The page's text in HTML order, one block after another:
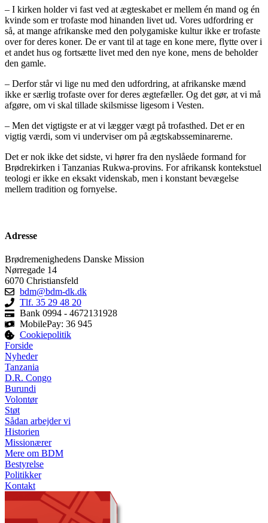
– I kirken holder vi fast ved at ægteskabet er mellem én mand og én
kvinde som er trofaste mod hinanden livet ud. Vores udfordring er
så, at mange afrikanske med den polygamiske kultur ikke er trofaste
over for deres koner. De er vant til at tage en kone mere, flytte over i
et andet hus og fortsætte livet med den nye kone, mens de beholder
den gamle.
– Derfor står vi lige nu med den udfordring, at afrikanske mænd
ikke er særlig trofaste over for deres ægtefæller. Og det gør, at vi må
afgøre, om vi skal tillade skilsmisse ligesom i Vesten.
– Men det vigtigste er at vi lægger vægt på trofasthed. Det er en
vigtig værdi, som vi underviser om på ægtskabsseminarerne.
Det er nok ikke det sidste, vi hører fra den nyslåede formand for
Brødrekirken i Tanzanias Rukwa-provins. For afrikansk kontekstuel
teologi er ikke en eksakt videnskab, men i konstant bevægelse
mellem tradition og fornyelse.
Adresse
Brødremenighedens Danske Mission
Nørregade 14
6070 Christiansfeld
bdm@bdm-dk.dk
Tlf. 35 29 48 20
Bank 0994 - 4672131928
MobilePay: 36 945
Cookiepolitik
Forside
Nyheder
Tanzania
D.R. Congo
Burundi
Volontør
Støt
Sådan arbejder vi
Historien
Missionærer
Mere om BDM
Bestyrelse
Politikker
Kontakt